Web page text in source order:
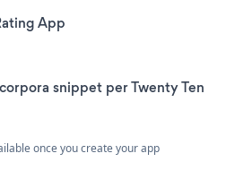
App
snippet per Twenty Ten
once you create your app